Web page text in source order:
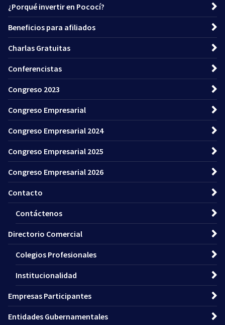
¿Porqué invertir en Pococí?
Beneficios para afiliados
Charlas Gratuitas
Conferencistas
Congreso 2023
Congreso Empresarial
Congreso Empresarial 2024
Congreso Empresarial 2025
Congreso Empresarial 2026
Contacto
Contáctenos
Directorio Comercial
Colegios Profesionales
Institucionalidad
Empresas Participantes
Entidades Gubernamentales